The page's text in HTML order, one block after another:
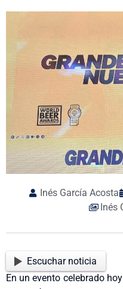
Inés García Acosta
Inés
Escuchar noticia
En un evento celebrado